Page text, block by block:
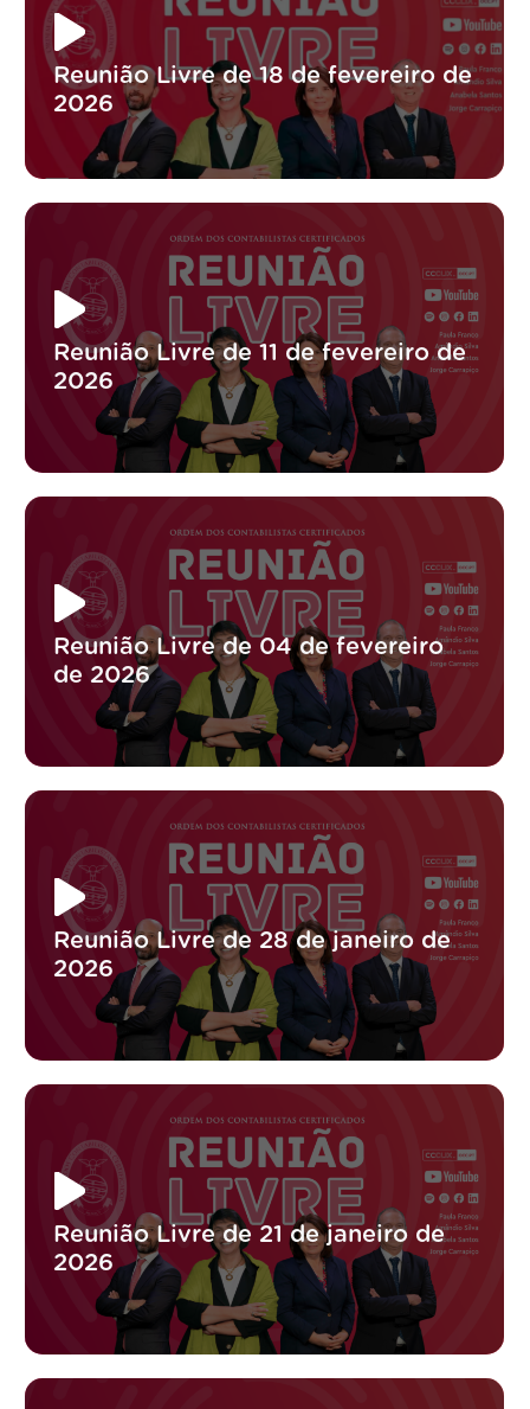
Reunião Livre de 18 de fevereiro de
2026
Reunião Livre de 11 de fevereiro de
2026
Reunião Livre de 04 de fevereiro
de 2026
Reunião Livre de 28 de janeiro de
2026
Reunião Livre de 21 de janeiro de
2026